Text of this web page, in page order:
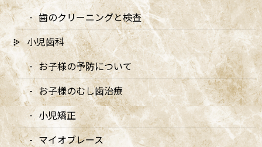
5月の矯正診療日のお知らせ
2026/04/10
月別アーカイブ
2026年
歯のクリーニングと検査
小児歯科
お子様の予防について
お子様のむし歯治療
小児矯正
マイオブレース